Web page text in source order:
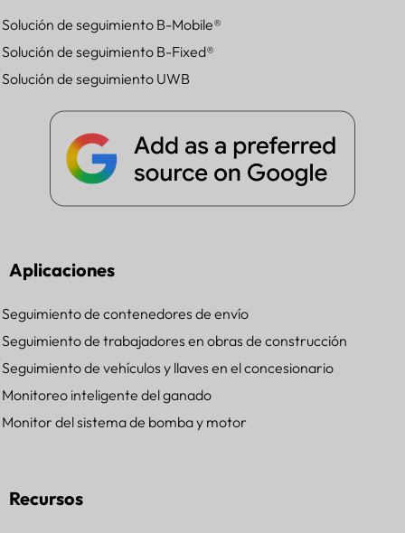
Solución de seguimiento B-Mobile®
Solución de seguimiento B-Fixed®
Solución de seguimiento UWB
Aplicaciones
Seguimiento de contenedores de envío
Seguimiento de trabajadores en obras de construcción
Seguimiento de vehículos y llaves en el concesionario
Monitoreo inteligente del ganado
Monitor del sistema de bomba y motor
Recursos